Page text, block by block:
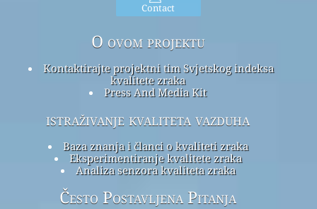
Contact
O ovom projektu
Kontaktirajte projektni tim Svjetskog indeksa
kvalitete zraka
Press And Media Kit
istraživanje kvaliteta vazduha
Baza znanja i članci o kvaliteti zraka
Eksperimentiranje kvalitete zraka
Analiza senzora kvaliteta zraka
Često Postavljena Pitanja